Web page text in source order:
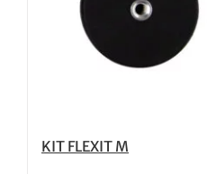
KIT FLEXIT M